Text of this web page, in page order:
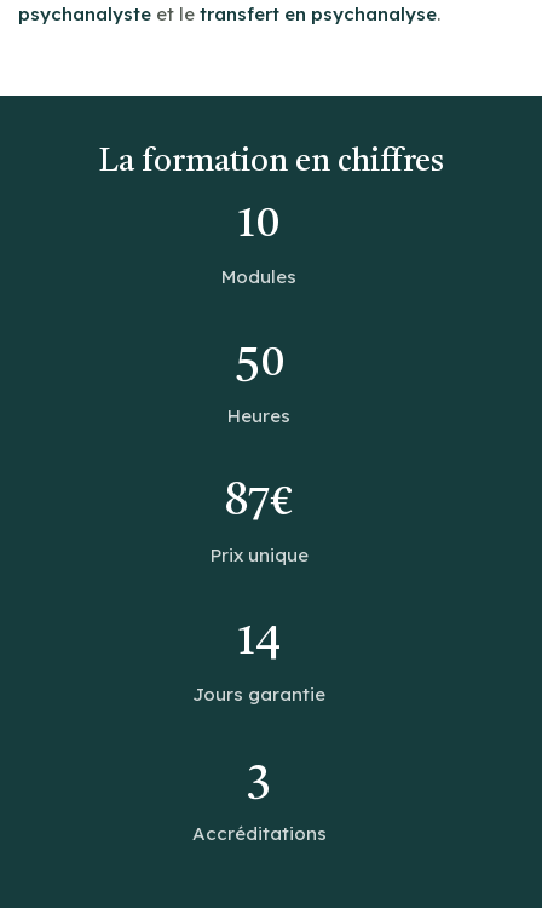
psychanalyste et le transfert en psychanalyse.
La formation en chiffres
10
Modules
50
Heures
87€
Prix unique
14
Jours garantie
3
Accréditations